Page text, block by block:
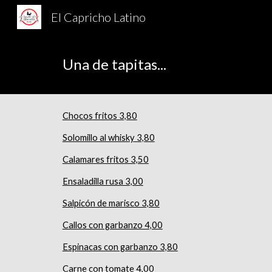
El Capricho Latino
Una de tapitas...
Chocos fritos 3,80
Solomillo al whisky 3,80
Calamares fritos 3,50
Ensaladilla rusa 3,00
Salpicón de marisco 3,80
Callos con garbanzo 4,00
Espinacas con garbanzo 3,80
Carne con tomate 4,00